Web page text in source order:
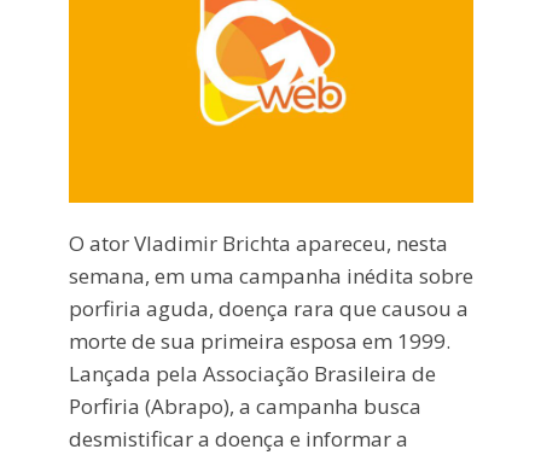
O ator Vladimir Brichta apareceu, nesta
semana, em uma campanha inédita sobre
porfiria aguda, doença rara que causou a
morte de sua primeira esposa em 1999.
Lançada pela Associação Brasileira de
Porfiria (Abrapo), a campanha busca
desmistificar a doença e informar a